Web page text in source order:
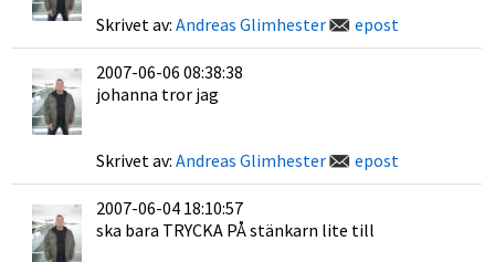
Skrivet av: Andreas Glimhester epost
2007-06-06 08:38:38
johanna tror jag
Skrivet av: Andreas Glimhester epost
2007-06-04 18:10:57
ska bara TRYCKA PÅ stänkarn lite till